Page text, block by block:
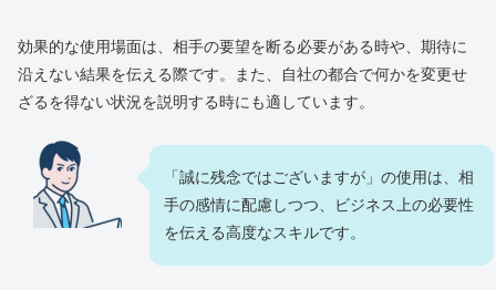
効果的な使用場面は、相手の要望を断る必要がある時や、期待に
沿えない結果を伝える際です。また、自社の都合で何かを変更せ
ざるを得ない状況を説明する時にも適しています。
「誠に残念ではございますが」の使用は、相
手の感情に配慮しつつ、ビジネス上の必要性
を伝える高度なスキルです。